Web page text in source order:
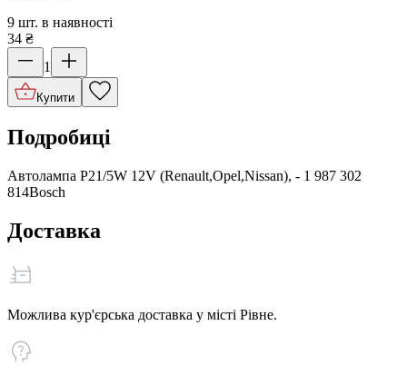
9 шт. в наявності
34 ₴
1
Купити
Подробиці
Автолампа P21/5W 12V (Renault,Opel,Nissan), - 1 987 302
814Bosch
Доставка
Можлива кур'єрська доставка у місті Рівне.